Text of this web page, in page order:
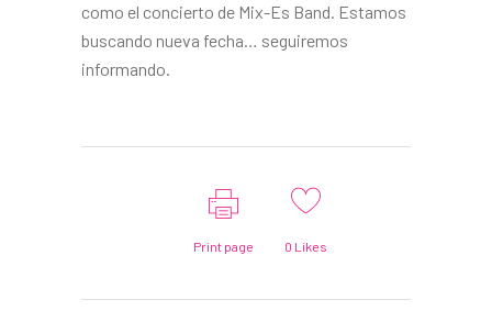
como el concierto de Mix-Es Band. Estamos
buscando nueva fecha… seguiremos
informando.
Print page 0 Likes